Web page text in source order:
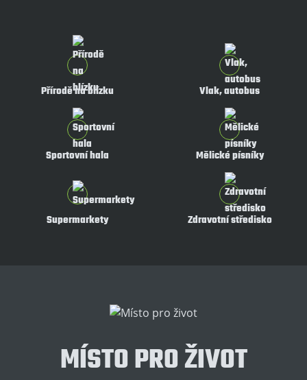
Přírodě na blízku Vlak, autobus
Sportovní hala Mělické písníky
Supermarkety Zdravotní středisko
MÍSTO PRO ŽIVOT